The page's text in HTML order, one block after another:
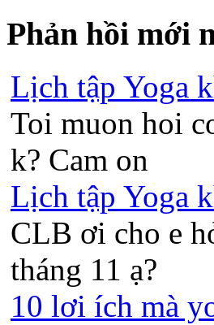
Phản hồi mới
Lịch tập Yoga
Toi muon hoi
k? Cam on
Lịch tập Yoga
CLB ơi cho e
tháng 11 ạ?
10 lơi ích mà